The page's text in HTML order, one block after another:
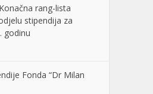
rang-lista
stipendija za
godinu
Fonda “Dr Milan